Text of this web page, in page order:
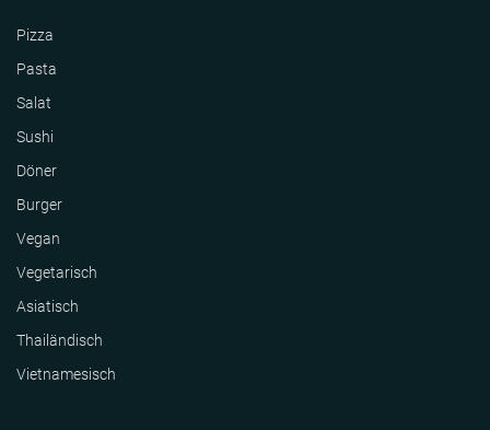
Pizza
Pasta
Salat
Sushi
Döner
Burger
Vegan
Vegetarisch
Asiatisch
Thailändisch
Vietnamesisch